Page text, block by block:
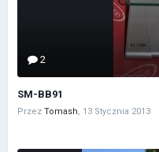
2
SM-BB91
Przez Tomash 13 Stycznia 2013